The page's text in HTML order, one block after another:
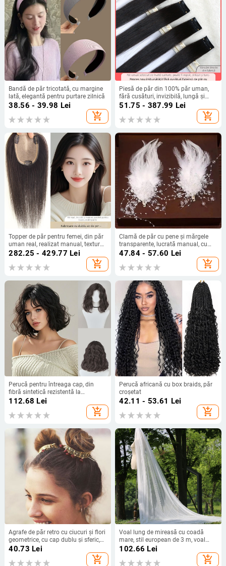
Bandă de păr tricotată, cu margine
lată, elegantă pentru purtare zilnică
38.56 - 39.98 Lei
add_shopping_cart
Piesă de păr din 100% păr uman,
fără cusături, invizibilă, lungă și
dreaptă, cu un singur clips, extensii
laterale, perne de volum pentru păr
51.75 - 387.99 Lei
add_shopping_cart
Topper de păr pentru femei, din păr
uman real, realizat manual, textură
drept, lungime 25–30 cm, poate fi
282.25 - 429.77 Lei
add_shopping_cart
Clamă de păr cu pene și mărgele
transparente, lucrată manual, cu
inserție din aliaj wolfram, stil zână,
47.84 - 57.60 Lei
add_shopping_cart
Perucă pentru întreaga cap, din
fibră sintetică rezistentă la
temperaturi, cu bucle lungi naturale
sau păr drept, stil zilnic; franjă:
dreaptă sau pe lateral; nu poate fi
112.68 Lei
add_shopping_cart
Perucă africană cu box braids, păr
croșetat
42.11 - 53.61 Lei
add_shopping_cart
Agrafe de păr retro cu ciucuri și flori
geometrice, cu cap dublu și sferic,
pentru comerț exterior, AliExpress,
40.73 Lei
add_shopping_cart
Voal lung de mireasă cu coadă
mare, stil european de 3 m, voal
dublu strat, alb, pentru fotografie
102.66 Lei
add_shopping_cart